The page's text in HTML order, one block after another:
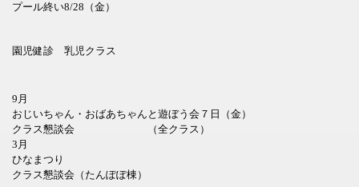
プール終い8/28（金）
園児健診 乳児クラス
9月
おじいちゃん・おばあちゃんと遊ぼう会７日（金）
クラス懇談会 （全クラス）
3月
ひなまつり
クラス懇談会（たんぽぽ棟）